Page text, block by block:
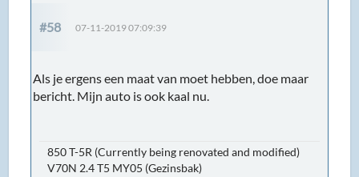
#58 07-11-2019 07:09:39
Als je ergens een maat van moet hebben, doe maar
bericht. Mijn auto is ook kaal nu.
850 T-5R (Currently being renovated and modified)
V70N 2.4 T5 MY05 (Gezinsbak)